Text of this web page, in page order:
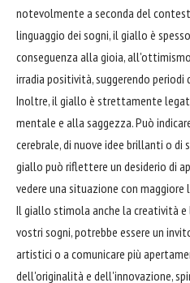
notevolmente a seconda del
linguaggio dei sogni, il giallo è
conseguenza alla gioia,
irradia positività, suggerendo periodi
Inoltre, il giallo è strettamente
mentale e alla saggezza. Può
cerebrale, di nuove idee brillanti o di
giallo può riflettere un desiderio di
vedere una situazione con maggiore
Il giallo stimola anche la creatività e
vostri sogni, potrebbe essere un
artistici o a comunicare più
dell'originalità e dell'innovazione,